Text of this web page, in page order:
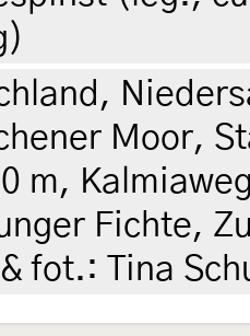
Moor,
m,
Fichte,
fot.: Tina